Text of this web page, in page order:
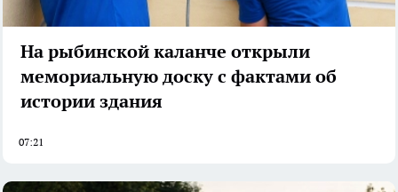
На рыбинской каланче открыли
мемориальную доску с фактами об
истории здания
07:21